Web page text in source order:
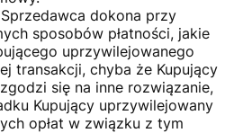
dokona przy
sposobów płatności, jakie
uprzywilejowanego
transakcji, chyba że Kupujący
się na inne rozwiązanie,
Kupujący uprzywilejowany
opłat w związku z tym